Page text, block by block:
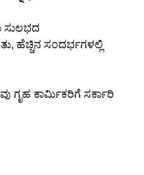
ಸುಲಭದ
ಹೆಚ್ಚಿನ ಸಂದರ್ಭಗಳಲ್ಲಿ
ಗೃಹ ಕಾರ್ಮಿಕರಿಗೆ ಸರ್ಕಾರಿ